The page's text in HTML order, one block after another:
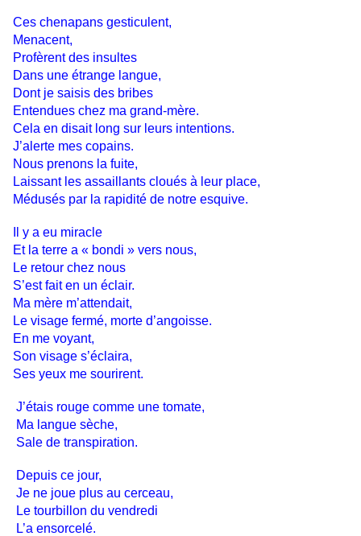
Ces chenapans gesticulent,
Menacent,
Profèrent des insultes
Dans une étrange langue,
Dont je saisis des bribes
Entendues chez ma grand-mère.
Cela en disait long sur leurs intentions.
J’alerte mes copains.
Nous prenons la fuite,
Laissant les assaillants cloués à leur place,
Médusés par la rapidité de notre esquive.
Il y a eu miracle
Et la terre a « bondi » vers nous,
Le retour chez nous
S’est fait en un éclair.
Ma mère m’attendait,
Le visage fermé, morte d’angoisse.
En me voyant,
Son visage s’éclaira,
Ses yeux me sourirent.
J’étais rouge comme une tomate,
Ma langue sèche,
Sale de transpiration.
Depuis ce jour,
Je ne joue plus au cerceau,
Le tourbillon du vendredi
L’a ensorcelé.